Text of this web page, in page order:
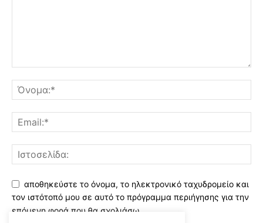
αποθηκεύστε το όνομα, το ηλεκτρονικό ταχυδρομείο και
τον ιστότοπό μου σε αυτό το πρόγραμμα περιήγησης για την
επόμενη φορά που θα σχολιάσω.